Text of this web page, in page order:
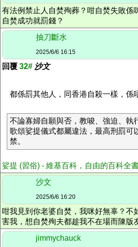
有法例禁止人自焚殉葬？咁自焚失敗係
自焚成功就罰錢？
抽刀斷水
2025/6/6 16:15
回覆 32# 沙文
都係罰其他人，同香港自殺一樣，係
不論寡婦自願與否，教唆、強迫、執
歌頌娑提儀式都屬違法，最高刑罰可
禁。
娑提 (習俗) - 維基百科，自由的百科全
沙文
2025/6/6 16:20
咁我見到你老婆自焚，我咪好無辜？不
害我，想自焚殉夫都趁我不在場而陳
jimmychauck